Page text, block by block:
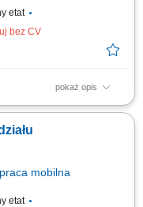
etat
bez CV
pokaż opis
biznesu w obszarze
Realizacja strategii
produktów.
praca mobilna
etat